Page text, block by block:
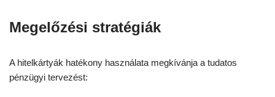
Megelőzési stratégiák
A hitelkártyák hatékony használata megkívánja a tudatos
pénzügyi tervezést: